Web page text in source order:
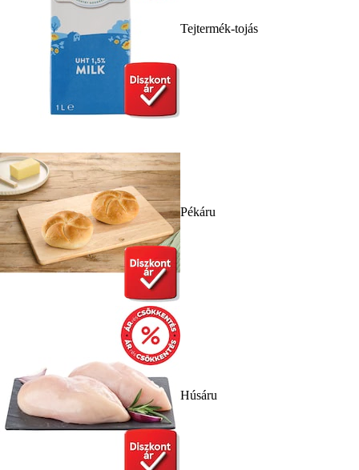
Tejtermék-tojás
Pékáru
Húsáru